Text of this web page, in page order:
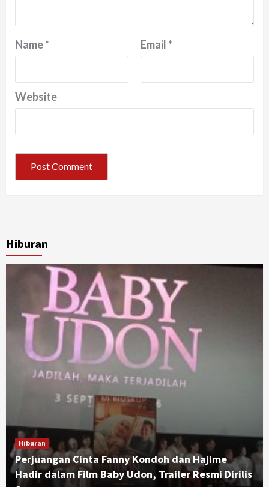
Name* Email*
Website
Hiburan
Hiburan
Perjuangan Cinta Fanny Kondoh dan Hajime
Hadir dalam Film Baby Udon, Trailer Resmi Dirilis